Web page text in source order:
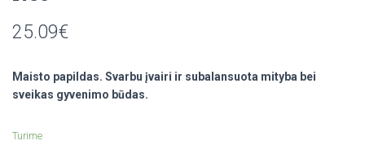
25.09€
Maisto papildas. Svarbu įvairi ir subalansuota mityba bei
sveikas gyvenimo būdas.
Turime